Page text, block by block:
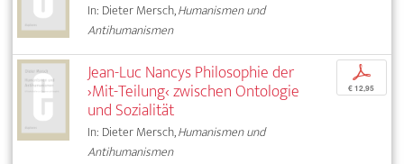
In: Dieter Mersch,Humanismen und
Antihumanismen
Jean-Luc Nancys Philosophie der
›Mit-Teilung‹ zwischen Ontologie
und Sozialität
In: Dieter Mersch,Humanismen und
Antihumanismen
p
€ 12,95